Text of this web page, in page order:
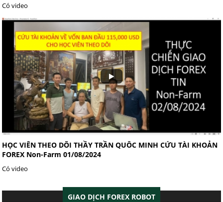
Có video
HỌC VIÊN THEO DÕI THẦY TRẦN QUÔC MINH CỨU TÀI KHOẢN
FOREX Non-Farm 01/08/2024
Có video
GIAO DỊCH FOREX ROBOT